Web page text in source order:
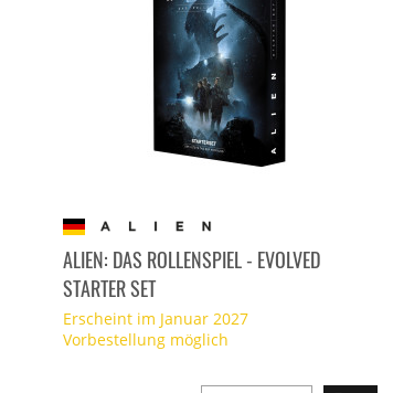
ALIEN: DAS ROLLENSPIEL - EVOLVED
STARTER SET
Erscheint im Januar 2027
Vorbestellung möglich